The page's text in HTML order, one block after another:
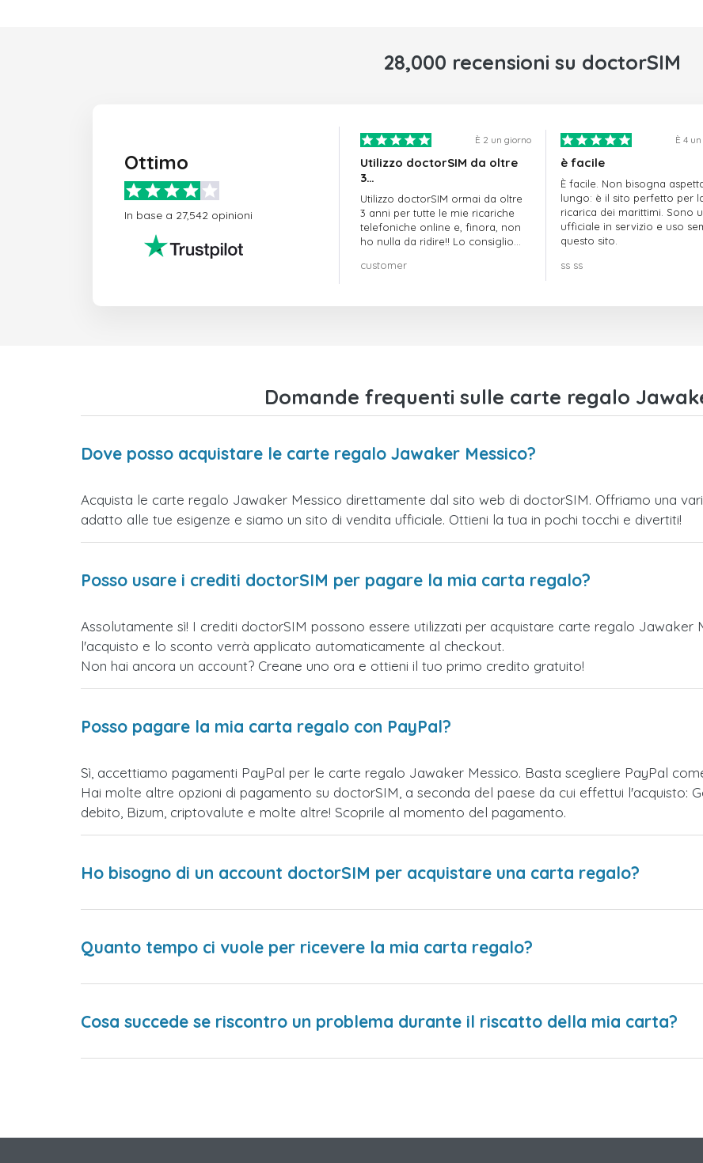
28,000 recensioni su doctorSIM
Ottimo
In base a 27,542 opinioni
È 2 un giorno
Utilizzo doctorSIM da oltre
3…
Utilizzo doctorSIM ormai da oltre
3 anni per tutte le mie ricariche
telefoniche online e, finora, non
ho nulla da ridire!! Lo consiglio
customer
È 4
è facile
È facile. Non bisogna
lungo: è il sito perfetto per
ricarica dei marittimi. Sono
ufficiale in servizio e uso
questo sito.
ss ss
Domande frequenti sulle carte regalo
Dove posso acquistare le carte regalo Jawaker Messico?
Acquista le carte regalo Jawaker Messico direttamente dal sito web di doctorSIM. Offriamo una
adatto alle tue esigenze e siamo un sito di vendita ufficiale. Ottieni la tua in pochi tocchi e divertiti!
Posso usare i crediti doctorSIM per pagare la mia carta regalo?
Assolutamente sì! I crediti doctorSIM possono essere utilizzati per acquistare carte regalo
l'acquisto e lo sconto verrà applicato automaticamente al checkout.
Non hai ancora un account? Creane uno ora e ottieni il tuo primo credito gratuito!
Posso pagare la mia carta regalo con PayPal?
Sì, accettiamo pagamenti PayPal per le carte regalo Jawaker Messico. Basta scegliere PayPal
Hai molte altre opzioni di pagamento su doctorSIM, a seconda del paese da cui effettui l'acquisto:
debito, Bizum, criptovalute e molte altre! Scoprile al momento del pagamento.
Ho bisogno di un account doctorSIM per acquistare una carta regalo?
Quanto tempo ci vuole per ricevere la mia carta regalo?
Cosa succede se riscontro un problema durante il riscatto della mia carta?